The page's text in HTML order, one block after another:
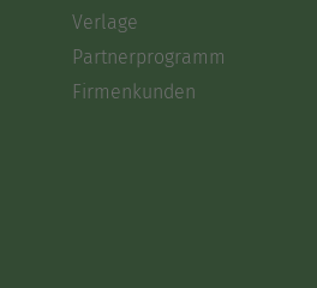
Verlage
Partnerprogramm
Firmenkunden